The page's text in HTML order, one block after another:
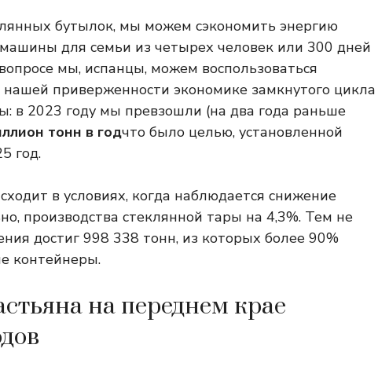
бутылок, мы можем сэкономить энергию
для семьи из четырех человек или 300 дней
мы, испанцы, можем воспользоваться
приверженности экономике замкнутого цикла
в 2023 году мы превзошли (на два года раньше
тонн в годчто было целью, установленной
год.
в условиях, когда наблюдается снижение
производства стеклянной тары на 4,3%. Тем не
достиг 998 338 тонн, из которых более 90%
контейнеры.
на переднем крае